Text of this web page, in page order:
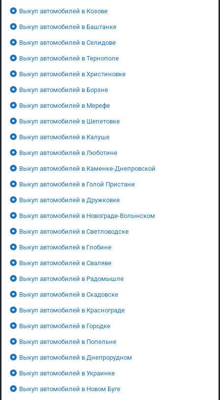
Выкуп автомобилей в Козове
Выкуп автомобилей в Баштанке
Выкуп автомобилей в Селидове
Выкуп автомобилей в Тернополе
Выкуп автомобилей в Христиновке
Выкуп автомобилей в Борзне
Выкуп автомобилей в Мерефе
Выкуп автомобилей в Шепетовке
Выкуп автомобилей в Калуше
Выкуп автомобилей в Люботине
Выкуп автомобилей в Каменке-Днепровской
Выкуп автомобилей в Голой Пристани
Выкуп автомобилей в Дружковке
Выкуп автомобилей в Новограде-Волынском
Выкуп автомобилей в Светловодске
Выкуп автомобилей в Глобине
Выкуп автомобилей в Сваляве
Выкуп автомобилей в Радомышле
Выкуп автомобилей в Скадовске
Выкуп автомобилей в Краснограде
Выкуп автомобилей в Городке
Выкуп автомобилей в Попельне
Выкуп автомобилей в Днепрорудном
Выкуп автомобилей в Украинке
Выкуп автомобилей в Новом Буге